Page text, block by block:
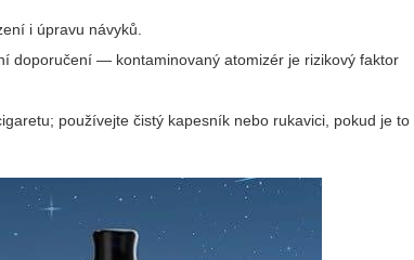
i úpravu návyků.
doporučení — kontaminovaný atomizér je rizikový faktor
používejte čistý kapesník nebo rukavici, pokud je to